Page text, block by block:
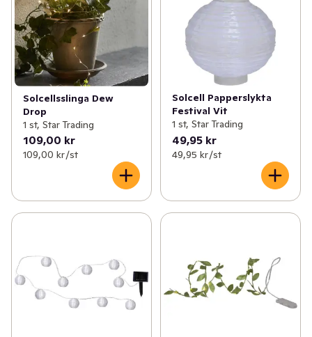
Solcellsslinga Dew
Drop
1 st, Star Trading
109,00 kr
109,00 kr /st
Solcell Papperslykta
Festival Vit
1 st, Star Trading
49,95 kr
49,95 kr /st